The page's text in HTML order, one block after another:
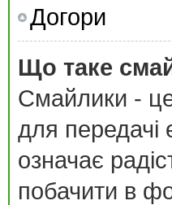
Догори
Що таке
Смайлики - це
для передачі
означає
побачити в